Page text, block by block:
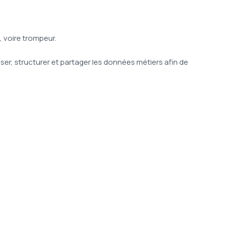
voire trompeur.
structurer et partager les données métiers afin de